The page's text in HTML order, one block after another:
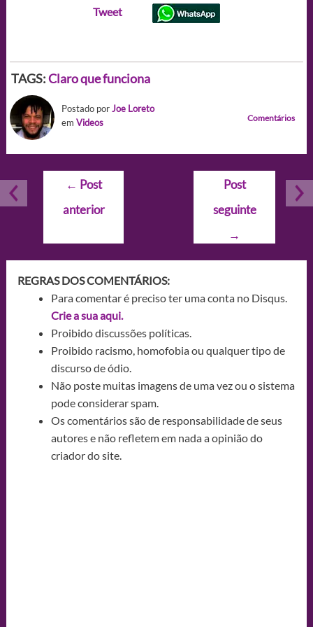
Tweet
TAGS:Claro que funciona
Postado porJoe Loreto
em Videos Comentários
Navegação
Post
← Post
anterior
Post
seguinte
→
REGRAS DOS COMENTÁRIOS:
Para comentar é preciso ter uma conta no Disqus.
Crie a sua aqui.
Proibido discussões políticas.
Proibido racismo, homofobia ou qualquer tipo de
discurso de ódio.
Não poste muitas imagens de uma vez ou o sistema
pode considerar spam.
Os comentários são de responsabilidade de seus
autores e não refletem em nada a opinião do
criador do site.